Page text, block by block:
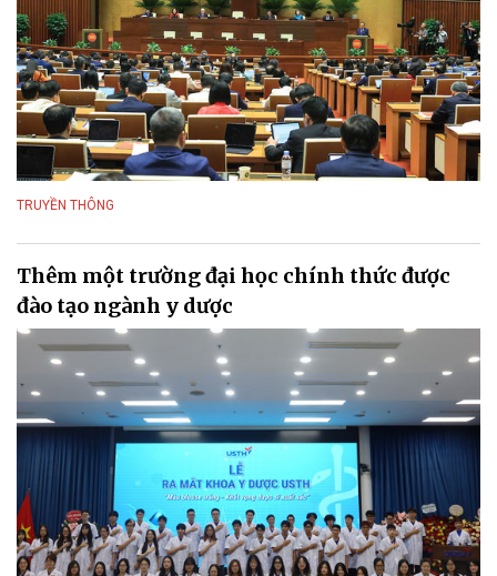
TRUYỀN THÔNG
Thêm một trường đại học chính thức được
đào tạo ngành y dược